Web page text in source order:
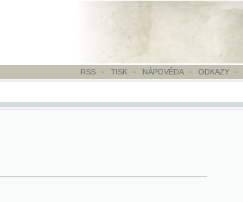
RSS - TISK-NÁPOVĚDA - ODKAZY - ALTERNATIVNÍ